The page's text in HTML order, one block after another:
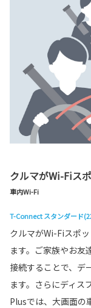
クルマがWi-Fiス
車内Wi-Fi
T-Connect スタンダード
クルマがWi-Fiスポ
ます。ご家族やお友
接続することで、デ
ます。さらにディス
Plusでは、大画面の